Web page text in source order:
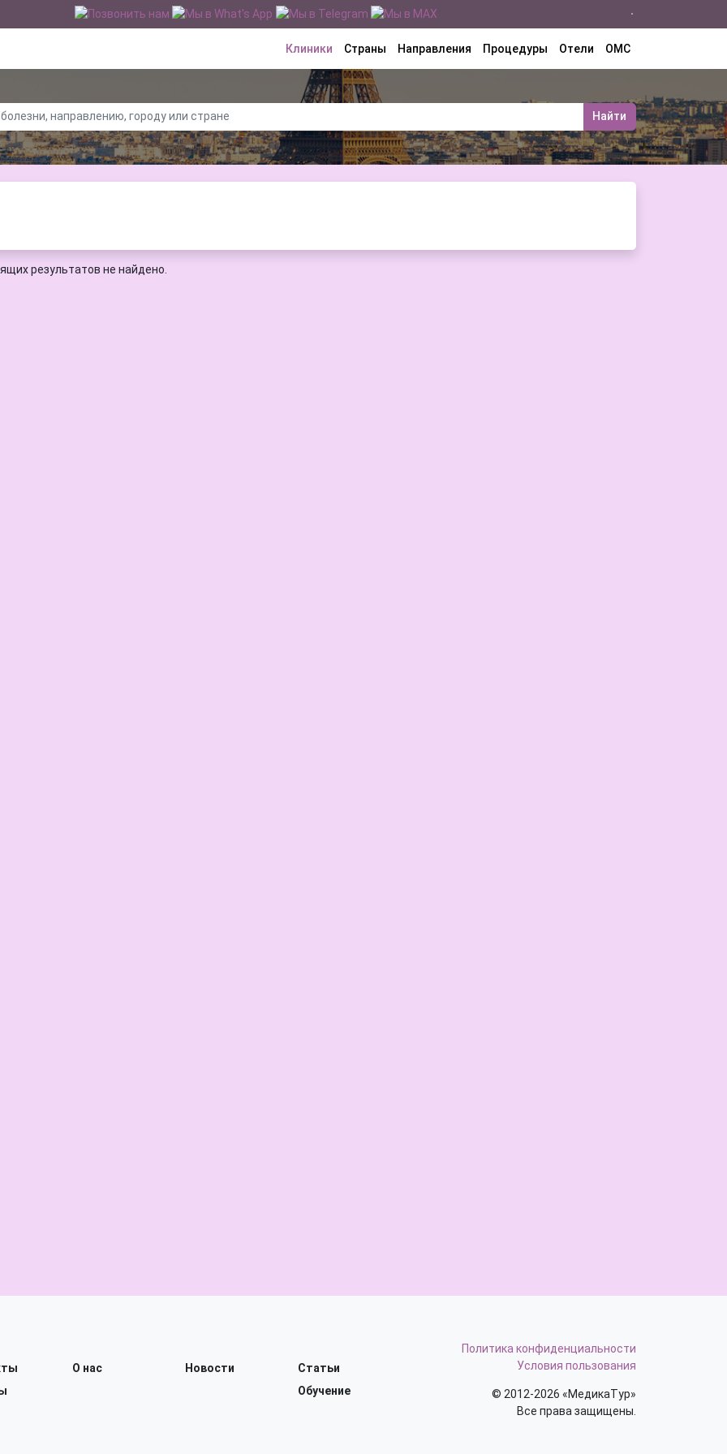
Клиники Страны Направления Процедуры Отели ОМС
Найти
результатов не найдено.
О нас Новости
Статьи
Обучение
Политика конфиденциальности
Условия пользования
© 2012-2026 «МедикаТур»
Все права защищены.